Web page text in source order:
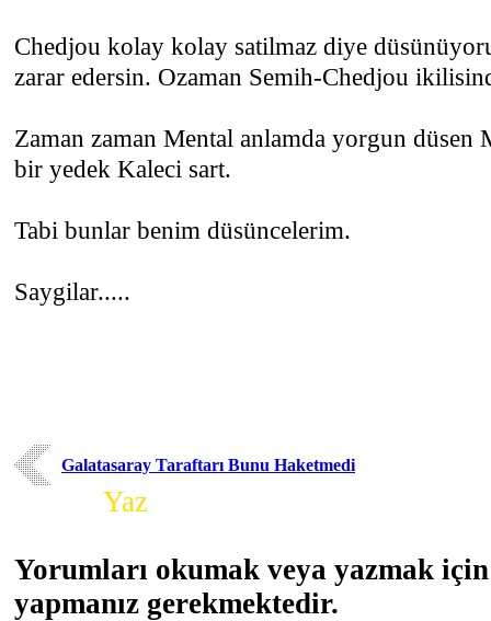
Chedjou kolay kolay satilmaz diye
zarar edersin. Ozaman Semih-Chedjou
Zaman zaman Mental anlamda yorgun düsen
bir yedek Kaleci sart.
Tabi bunlar benim düsüncelerim.
Saygilar.....
Galatasaray Taraftarı Bunu Haketmedi
Yaz
Yorumları okumak veya yazmak
yapmanız gerekmektedir.